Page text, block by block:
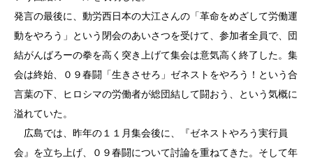
発言の最後に、動労西日本の大江さんの「革命をめざして労働運
動をやろう」という閉会のあいさつを受けて、参加者全員で、団
結がんばろーの拳を高く突き上げて集会は意気高く終了した。集
会は終始、０９春闘「生きさせろ」ゼネストをやろう！という合
言葉の下、ヒロシマの労働者が総団結して闘おう、という気概に
溢れていた。
広島では、昨年の１１月集会後に、『ゼネストやろう実行員
会』を立ち上げ、０９春闘について討論を重ねてきた。そして年